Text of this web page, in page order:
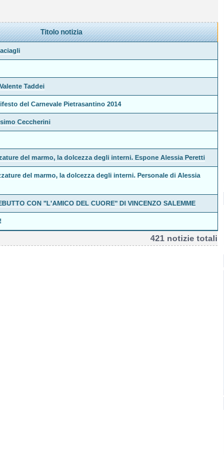
Titolo notizia
421 notizie totali
Taddei
del Carnevale Pietrasantino 2014
Ceccherini
del marmo, la dolcezza degli interni. Espone Alessia Peretti
del marmo, la dolcezza degli interni. Personale di Alessia
CON "L'AMICO DEL CUORE" DI VINCENZO SALEMME